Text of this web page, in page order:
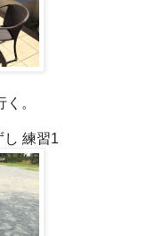
。
し 練習1